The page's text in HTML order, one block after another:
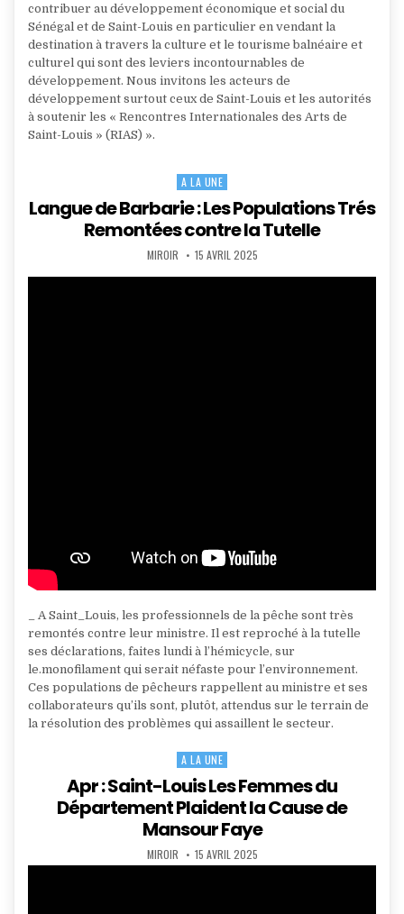
contribuer au développement économique et social du
Sénégal et de Saint-Louis en particulier en vendant la
destination à travers la culture et le tourisme balnéaire et
culturel qui sont des leviers incontournables de
développement. Nous invitons les acteurs de
développement surtout ceux de Saint-Louis et les autorités
à soutenir les « Rencontres Internationales des Arts de
Saint-Louis » (RIAS) ».
Posted
in
A LA UNE
Langue de Barbarie : Les Populations Trés
Remontées contre la Tutelle
AUTHOR:
MIROIR PUBLISHED
15 AVRIL 2025
_ A Saint_Louis, les professionnels de la pêche sont très
remontés contre leur ministre. Il est reproché à la tutelle
ses déclarations, faites lundi à l’hémicycle, sur
le.monofilament qui serait néfaste pour l’environnement.
Ces populations de pêcheurs rappellent au ministre et ses
collaborateurs qu’ils sont, plutôt, attendus sur le terrain de
la résolution des problèmes qui assaillent le secteur.
Posted
A LA UNE
Apr : Saint-Louis Les Femmes du
Département Plaident la Cause de
Mansour Faye
AUTHOR:
MIROIR PUBLISHED
DATE:
15 AVRIL 2025